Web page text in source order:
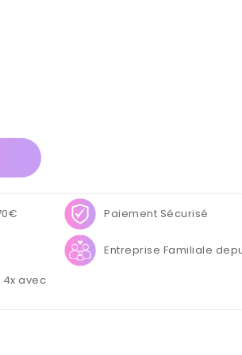
Paiement Sécurisé
Entreprise Familiale
4x avec